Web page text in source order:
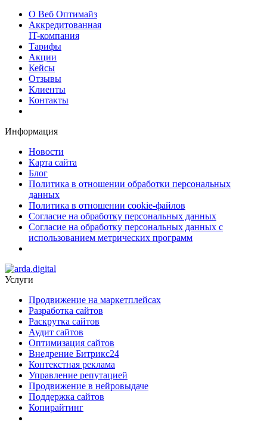
О Веб Оптимайз
Аккредитованная
IT-компания
Тарифы
Акции
Кейсы
Отзывы
Клиенты
Контакты
Информация
Новости
Карта сайта
Блог
Политика в отношении обработки персональных
данных
Политика в отношении cookie-файлов
Согласие на обработку персональных данных
Согласие на обработку персональных данных с
использованием метрических программ
Услуги
Продвижение на маркетплейсах
Разработка сайтов
Раскрутка сайтов
Аудит сайтов
Оптимизация сайтов
Внедрение Битрикс24
Контекстная реклама
Управление репутацией
Продвижение в нейровыдаче
Поддержка сайтов
Копирайтинг